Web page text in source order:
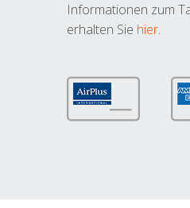
Informationen zum
erhalten Sie hier.